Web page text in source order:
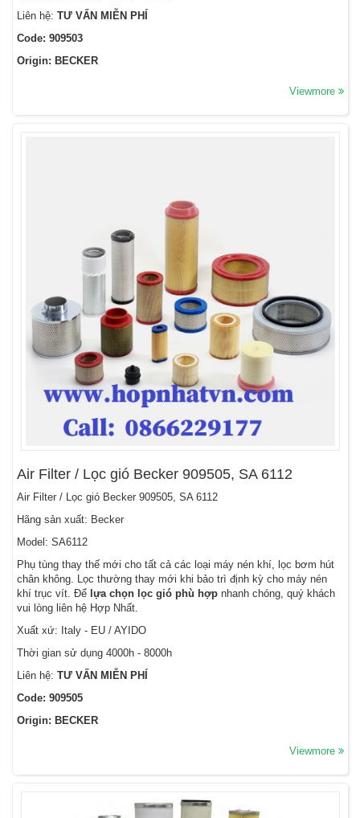
Liên hệ: TƯ VẤN MIỄN PHÍ
Code: 909503
Origin: BECKER
Viewmore
Air Filter / Lọc gió Becker 909505, SA 6112
Air Filter / Lọc gió Becker 909505, SA 6112
Hãng sản xuất: Becker
Model: SA6112
Phụ tùng thay thế mới cho tất cả các loại máy nén khí, lọc bơm hút
chân không. Lọc thường thay mới khi bảo trì định kỳ cho máy nén
khí trục vít. Để lựa chọn lọc gió phù hợp nhanh chóng, quý khách
vui lòng liên hệ Hợp Nhất.
Xuất xứ: Italy - EU / AYIDO
Thời gian sử dụng 4000h - 8000h
Liên hệ: TƯ VẤN MIỄN PHÍ
Code: 909505
Origin: BECKER
Viewmore